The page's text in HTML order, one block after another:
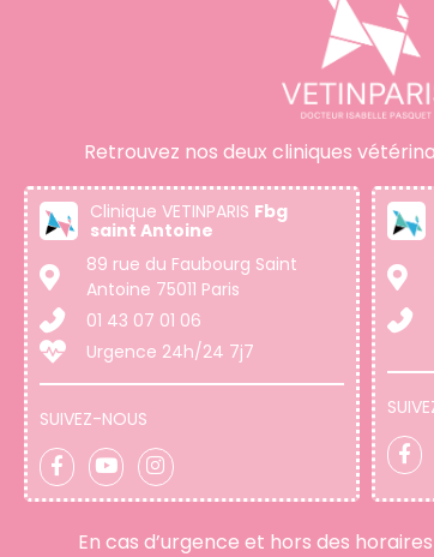
Retrouvez nos deux cliniques
Clinique VETINPARIS Fbg
saint Antoine
89 rue du Faubourg Saint
Antoine 75011 Paris
01 43 07 01 06
Urgence 24h/24 7j7
SUIVEZ-NOUS
En cas d’urgence et hors des